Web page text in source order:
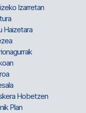
Izarretan
Haizetara
Hobetzen
Plan